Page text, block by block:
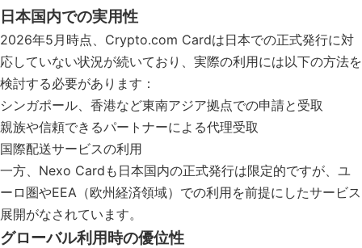
日本国内での実用性
2026年5月時点、Crypto.com Cardは日本での正式発行に対
応していない状況が続いており、実際の利用には以下の方法を
検討する必要があります：
シンガポール、香港など東南アジア拠点での申請と受取
親族や信頼できるパートナーによる代理受取
国際配送サービスの利用
一方、Nexo Cardも日本国内の正式発行は限定的ですが、ユ
ーロ圏やEEA（欧州経済領域）での利用を前提にしたサービス
展開がなされています。
グローバル利用時の優位性